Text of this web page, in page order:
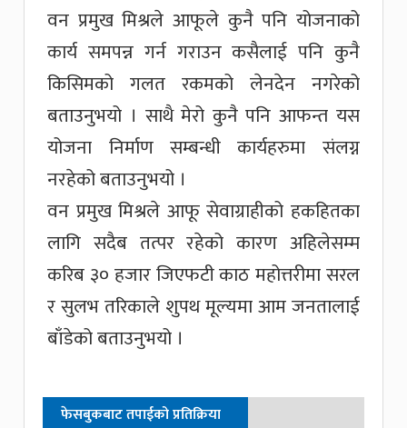
वन प्रमुख मिश्रले आफूले कुनै पनि योजनाको
कार्य समपन्न गर्न गराउन कसैलाई पनि कुनै
किसिमको गलत रकमको लेनदेन नगरेको
बताउनुभयो । साथै मेरो कुनै पनि आफन्त यस
योजना निर्माण सम्बन्धी कार्यहरुमा संलग्न
नरहेको बताउनुभयो ।
वन प्रमुख मिश्रले आफू सेवाग्राहीको हकहितका
लागि सदैब तत्पर रहेको कारण अहिलेसम्म
करिब ३० हजार जिएफटी काठ महोत्तरीमा सरल
र सुलभ तरिकाले शुपथ मूल्यमा आम जनतालाई
बाँडेको बताउनुभयो ।
फेसबुकबाट तपाईको प्रतिक्रिया